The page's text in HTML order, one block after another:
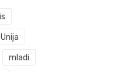
mladi